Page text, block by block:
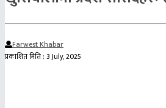
Farwest Khabar
प्रकाशित मिति : 3 July, 2025